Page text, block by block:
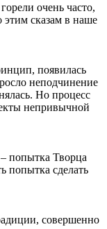
очень часто,
этим сказам в наше
появилась
неподчинение
Но процесс
непривычной
попытка Творца
попытка сделать
совершенно